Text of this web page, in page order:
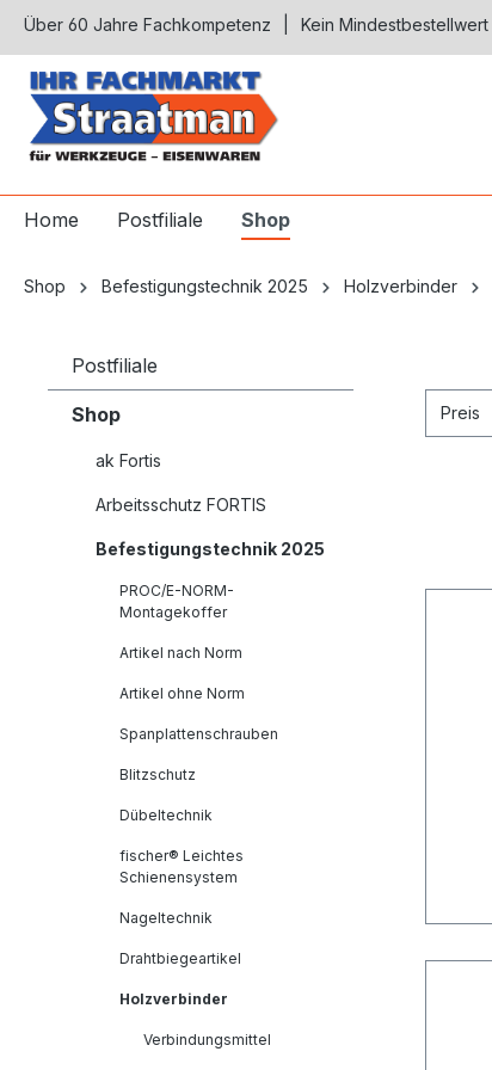
Zur Hauptnavigation springen
Über 60 Jahre Fachkompetenz Kein Mindestbestellwert
Home Postfiliale Shop
Shop Befestigungstechnik 2025 Holzverbinder
Postfiliale
Shop
ak Fortis
Arbeitsschutz FORTIS
Befestigungstechnik 2025
PROC/E-NORM-
Montagekoffer
Artikel nach Norm
Artikel ohne Norm
Spanplattenschrauben
Blitzschutz
Dübeltechnik
fischer® Leichtes
Schienensystem
Nageltechnik
Drahtbiegeartikel
Holzverbinder
Verbindungsmittel
Preis